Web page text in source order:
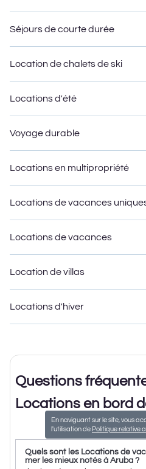
Séjours de courte durée
Location de chalets de ski
Locations d'été
Voyage durable
Locations en multipropriété
Locations de vacances
Locations de vacances
Location de villas
Locations d'hiver
Questions
Locations en bord
Quels sont les Locations de
mer les mieux notés à Aruba ?
En naviguant sur le site, vous
l'utilisation de Politique relative